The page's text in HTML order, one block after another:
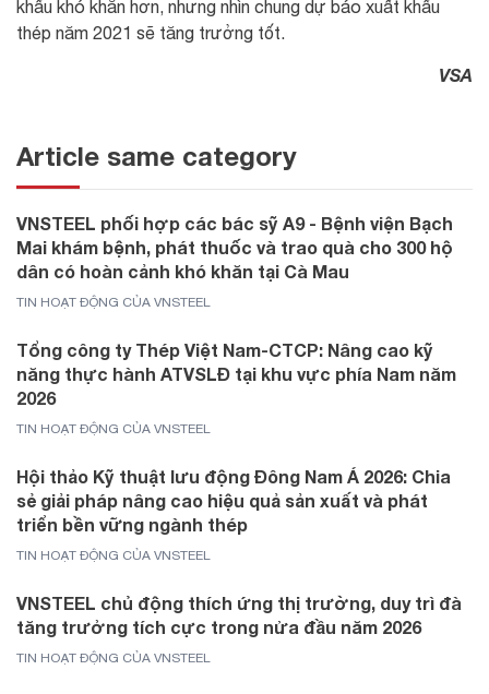
khẩu khó khăn hơn, nhưng nhìn chung dự báo xuất khẩu
thép năm 2021 sẽ tăng trưởng tốt.
VSA
Article same category
VNSTEEL phối hợp các bác sỹ A9 - Bệnh viện Bạch
Mai khám bệnh, phát thuốc và trao quà cho 300 hộ
dân có hoàn cảnh khó khăn tại Cà Mau
TIN HOẠT ĐỘNG CỦA VNSTEEL
Tổng công ty Thép Việt Nam-CTCP: Nâng cao kỹ
năng thực hành ATVSLĐ tại khu vực phía Nam năm
2026
TIN HOẠT ĐỘNG CỦA VNSTEEL
Hội thảo Kỹ thuật lưu động Đông Nam Á 2026: Chia
sẻ giải pháp nâng cao hiệu quả sản xuất và phát
triển bền vững ngành thép
TIN HOẠT ĐỘNG CỦA VNSTEEL
VNSTEEL chủ động thích ứng thị trường, duy trì đà
tăng trưởng tích cực trong nửa đầu năm 2026
TIN HOẠT ĐỘNG CỦA VNSTEEL